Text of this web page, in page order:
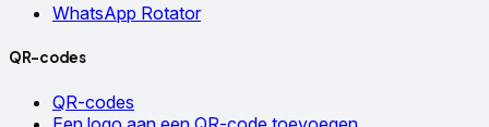
WhatsApp Rotator
QR-codes
QR-codes